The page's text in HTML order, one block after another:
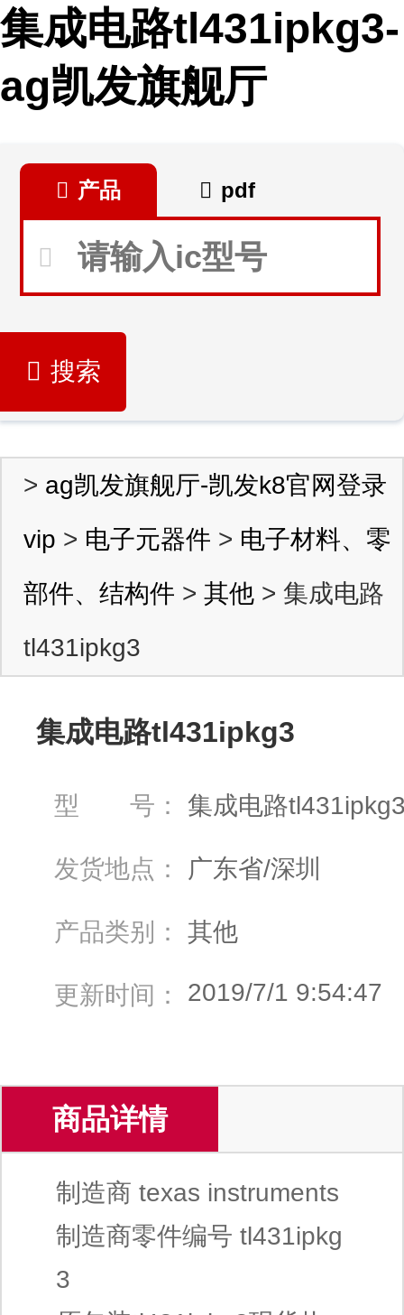
集成电路tl431ipkg3-
ag凯发旗舰厅
产品 pdf
搜索
> ag凯发旗舰厅-凯发k8官网登录
vip > 电子元器件 > 电子材料、零
部件、结构件 > 其他 > 集成电路
tl431ipkg3
集成电路tl431ipkg3
型 号： 集成电路
发货地点： 广东省/深圳
产品类别： 其他
更新时间： 2019/7/1 9:54:47
商品详情
制造商 texas instruments
制造商零件编号 tl431ipkg
3